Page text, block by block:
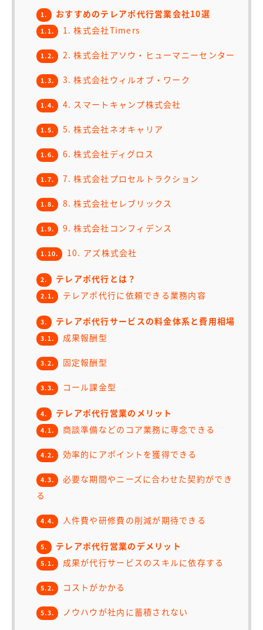
1. おすすめのテレアポ代行営業会社10選
1.1. 1. 株式会社Timers
1.2. 2. 株式会社アソウ・ヒューマニーセンター
1.3. 3. 株式会社ウィルオブ・ワーク
1.4. 4. スマートキャンプ株式会社
1.5. 5. 株式会社ネオキャリア
1.6. 6. 株式会社ディグロス
1.7. 7. 株式会社プロセルトラクション
1.8. 8. 株式会社セレブリックス
1.9. 9. 株式会社コンフィデンス
1.10. 10. アズ株式会社
2. テレアポ代行とは？
2.1. テレアポ代行に依頼できる業務内容
3. テレアポ代行サービスの料金体系と費用相場
3.1. 成果報酬型
3.2. 固定報酬型
3.3. コール課金型
4. テレアポ代行営業のメリット
4.1. 商談準備などのコア業務に専念できる
4.2. 効率的にアポイントを獲得できる
4.3.
必要な期間やニーズに合わせた契約ができ
る
4.4. 人件費や研修費の削減が期待できる
5. テレアポ代行営業のデメリット
5.1. 成果が代行サービスのスキルに依存する
5.2. コストがかかる
5.3. ノウハウが社内に蓄積されない